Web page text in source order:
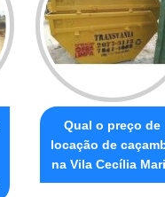
Qual o preço de
locação de
na Vila Cecília